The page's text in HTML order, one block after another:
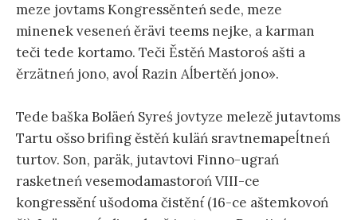
meze jovtams Kongressěnteń sede, meze
minenek veseneń ěrävi teems nejke, a karman
teči tede kortamo. Teči Ěstěń Mastoroś ašti a
ěrzätneń jono, avoĺ Razin Aĺbertěń jono».
Tede baška Boläeń Syreś jovtyze melezě jutavtoms
Tartu ošso brifing ěstěń kuläń sravtnemapeĺtneń
turtov. Son, paräk, jutavtovi Finno-ugrań
rasketneń vesemodamastoroń VIII-ce
kongressěnt́ ušodoma čistěnt́ (16-ce aštemkovoń